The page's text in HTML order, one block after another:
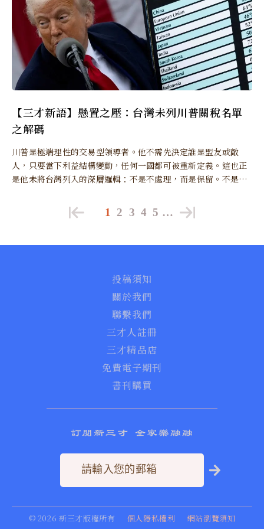
【三才新語】懸置之壓：台灣未列川普關稅名單
之解碼
川普是極端理性的交易型領導者。他不需先決定誰是盟友或敵
人，只要當下利益結構變動，任何一國都可被重新定義。這也正
是他未將台灣列入的深層邏輯：不是不處理，而是保留。不是放
1 2 3 4 5 …
投稿須知
關於我們
聯繫我們
三才人註冊
三才精品店
免費電子期刊
書刊購買
訂閱新三才 全家樂融融
© 2026 新三才版權所有 個人隱私權利 網站瀏覽須知